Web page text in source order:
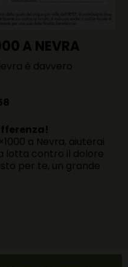
A NEVRA
è davvero
a Nevra, aiuterai
lotta contro il dolore
per te, un grande